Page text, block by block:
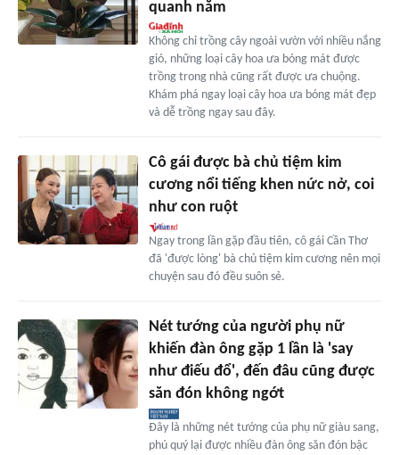
quanh năm
Không chỉ trồng cây ngoài vườn với nhiều nắng
gió, những loại cây hoa ưa bóng mát được
trồng trong nhà cũng rất được ưa chuộng.
Khám phá ngay loại cây hoa ưa bóng mát đẹp
và dễ trồng ngay sau đây.
Cô gái được bà chủ tiệm kim
cương nổi tiếng khen nức nở, coi
như con ruột
Ngay trong lần gặp đầu tiên, cô gái Cần Thơ
đã 'được lòng' bà chủ tiệm kim cương nên mọi
chuyện sau đó đều suôn sẻ.
Nét tướng của người phụ nữ
khiến đàn ông gặp 1 lần là 'say
như điếu đổ', đến đâu cũng được
săn đón không ngớt
Đây là những nét tướng của phụ nữ giàu sang,
phú quý lại được nhiều đàn ông săn đón bậc